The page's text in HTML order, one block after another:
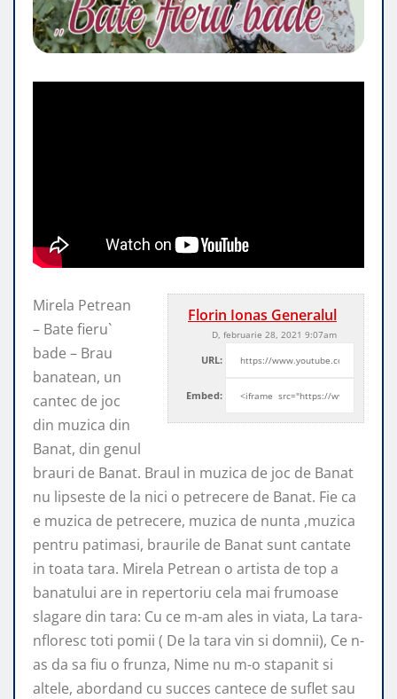
Florin Ionas Generalul
D, februarie 28, 2021 9:07am
URL:
Embed:
Mirela Petrean
– Bate fieru`
bade – Brau
banatean, un
cantec de joc
din muzica din
Banat, din genul
brauri de Banat. Braul in muzica de joc de Banat
nu lipseste de la nici o petrecere de Banat. Fie ca
e muzica de petrecere, muzica de nunta ,muzica
pentru patimasi, braurile de Banat sunt cantate
in toata tara. Mirela Petrean o artista de top a
banatului are in repertoriu cela mai frumoase
slagare din tara: Cu ce m-am ales in viata, La tara-
nfloresc toti pomii ( De la tara vin si domnii), Ce n-
as da sa fiu o frunza, Nime nu m-o stapanit si
altele, abordand cu succes cantece de suflet sau